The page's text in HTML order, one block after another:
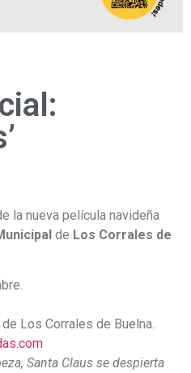
la nueva película navideña
de Los Corrales de
Los Corrales de Buelna.
Santa Claus se despierta